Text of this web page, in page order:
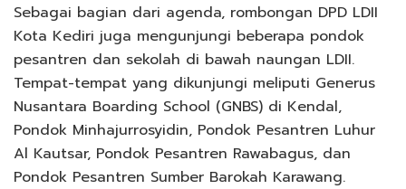
Sebagai bagian dari agenda, rombongan DPD LDII
Kota Kediri juga mengunjungi beberapa pondok
pesantren dan sekolah di bawah naungan LDII.
Tempat-tempat yang dikunjungi meliputi Generus
Nusantara Boarding School (GNBS) di Kendal,
Pondok Minhajurrosyidin, Pondok Pesantren Luhur
Al Kautsar, Pondok Pesantren Rawabagus, dan
Pondok Pesantren Sumber Barokah Karawang.